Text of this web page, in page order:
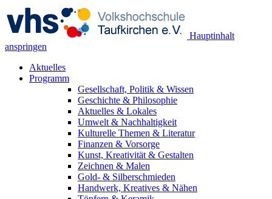
Hauptinhalt
anspringen
Aktuelles
Programm
Gesellschaft, Politik & Wissen
Geschichte & Philosophie
Aktuelles & Lokales
Umwelt & Nachhaltigkeit
Kulturelle Themen & Literatur
Finanzen & Vorsorge
Kunst, Kreativität & Gestalten
Zeichnen & Malen
Gold- & Silberschmieden
Handwerk, Kreatives & Nähen